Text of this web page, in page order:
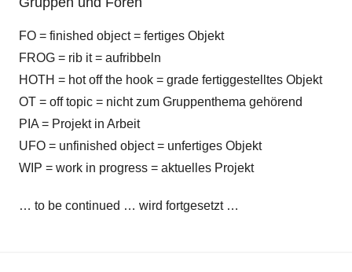
FO = finished object = fertiges Objekt
FROG = rib it = aufribbeln
HOTH = hot off the hook = grade fertiggestelltes Objekt
OT = off topic = nicht zum Gruppenthema gehörend
PIA = Projekt in Arbeit
UFO = unfinished object = unfertiges Objekt
WIP = work in progress = aktuelles Projekt
… to be continued … wird fortgesetzt …